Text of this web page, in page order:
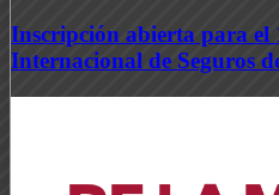
Inscripción abierta para el
Internacional de Seguros